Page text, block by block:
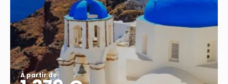
À partir de